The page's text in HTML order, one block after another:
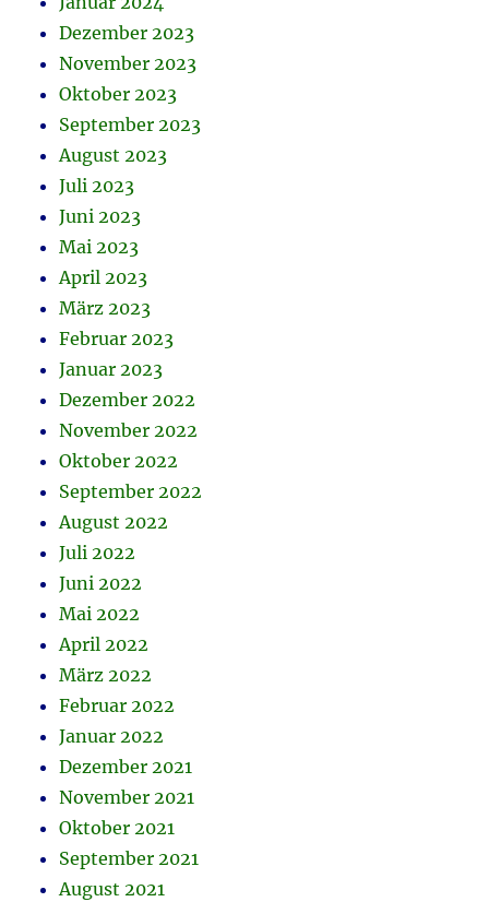
Dezember 2023
November 2023
Oktober 2023
September 2023
August 2023
Juli 2023
Juni 2023
Mai 2023
April 2023
März 2023
Februar 2023
Januar 2023
Dezember 2022
November 2022
Oktober 2022
September 2022
August 2022
Juli 2022
Juni 2022
Mai 2022
April 2022
März 2022
Februar 2022
Januar 2022
Dezember 2021
November 2021
Oktober 2021
September 2021
August 2021